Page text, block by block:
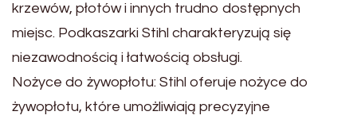
krzewów, płotów i innych trudno dostępnych
miejsc. Podkaszarki Stihl charakteryzują się
niezawodnością i łatwością obsługi.
Nożyce do żywopłotu: Stihl oferuje nożyce do
żywopłotu, które umożliwiają precyzyjne